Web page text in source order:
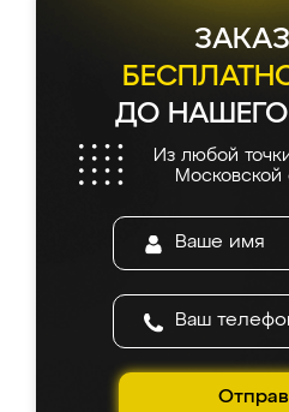
ДО
Из любой
Московской